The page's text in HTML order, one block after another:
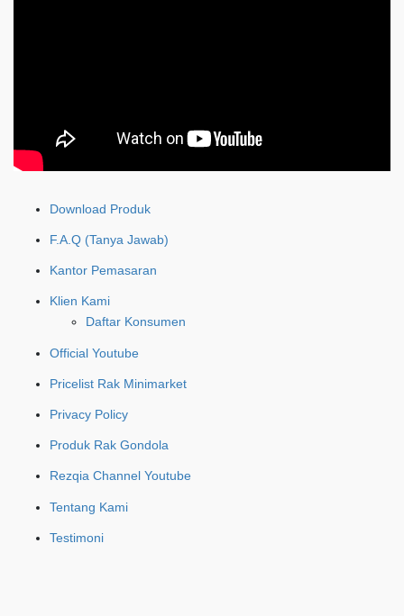
Download Produk
F.A.Q (Tanya Jawab)
Kantor Pemasaran
Klien Kami
Daftar Konsumen
Official Youtube
Pricelist Rak Minimarket
Privacy Policy
Produk Rak Gondola
Rezqia Channel Youtube
Tentang Kami
Testimoni